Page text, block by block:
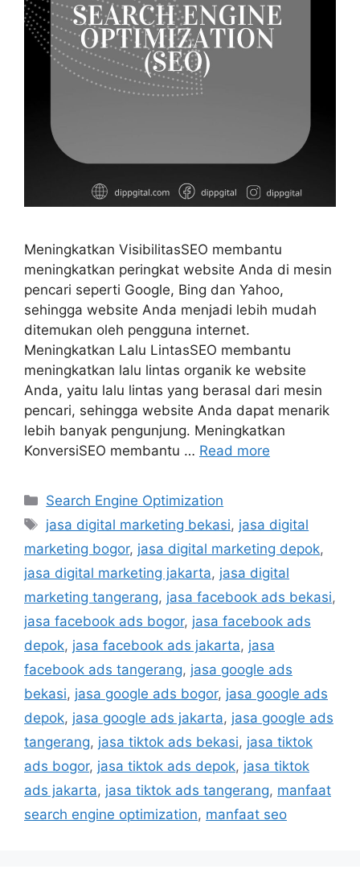
Meningkatkan VisibilitasSEO membantu
meningkatkan peringkat website Anda di mesin
pencari seperti Google, Bing dan Yahoo,
sehingga website Anda menjadi lebih mudah
ditemukan oleh pengguna internet.
Meningkatkan Lalu LintasSEO membantu
meningkatkan lalu lintas organik ke website
Anda, yaitu lalu lintas yang berasal dari mesin
pencari, sehingga website Anda dapat menarik
lebih banyak pengunjung. Meningkatkan
KonversiSEO membantu … Read more
Search Engine Optimization
jasa digital marketing bekasi, jasa digital
marketing bogor, jasa digital marketing depok,
jasa digital marketing jakarta, jasa digital
marketing tangerang, jasa facebook ads bekasi,
jasa facebook ads bogor, jasa facebook ads
depok, jasa facebook ads jakarta, jasa
facebook ads tangerang, jasa google ads
bekasi, jasa google ads bogor, jasa google ads
depok, jasa google ads jakarta, jasa google ads
tangerang, jasa tiktok ads bekasi, jasa tiktok
ads bogor, jasa tiktok ads depok, jasa tiktok
ads jakarta, jasa tiktok ads tangerang, manfaat
search engine optimization, manfaat seo